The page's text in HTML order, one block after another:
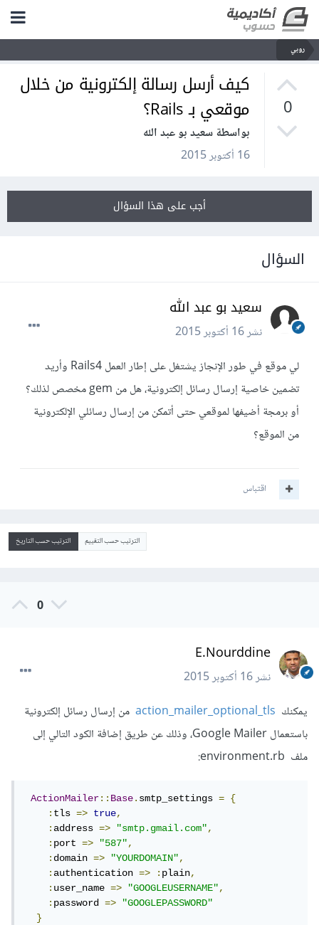
روبي
0
كيف أرسل رسالة إلكترونية من خلال
موقعي بـ Rails؟
بواسطة سعيد بو عبد الله
16 أكتوبر 2015
أجب على هذا السؤال
السؤال
سعيد بو عبد الله
نشر16 أكتوبر 2015
لي موقع في طور الإنجاز يشتغل على إطار العمل Rails4 وأريد
تضمين خاصية إرسال رسائل إلكترونية، هل من gem مخصص لذلك؟
أو برمجة أضيفها لموقعي حتى أتمكن من إرسال رسائلي الإلكترونية
من الموقع؟
اقتباس
الترتيب حسب التقييم الترتيب حسب التاريخ
0
E.Nourddine
نشر16 أكتوبر 2015
يمكنك action_mailer_optional_tlsمن إرسال رسائل إلكترونية
باستعمال Google Mailer، وذلك عن طريق إضافة الكود التالي إلى
ملف environment.rb:
ActionMailer::Base.smtp_settings =
{
:tls => true,
:address => "smtp.gmail.com",
:port => "587",
:domain => "YOURDOMAIN",
:authentication => :plain,
:user_name => "GOOGLEUSERNAME",
:password =>
"GOOGLEPASSWORD"
}